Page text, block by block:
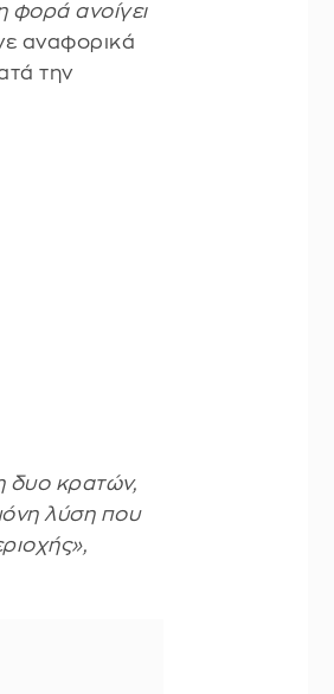
φορά ανοίγει
αναφορικά
την
δυο κρατών,
λύση που